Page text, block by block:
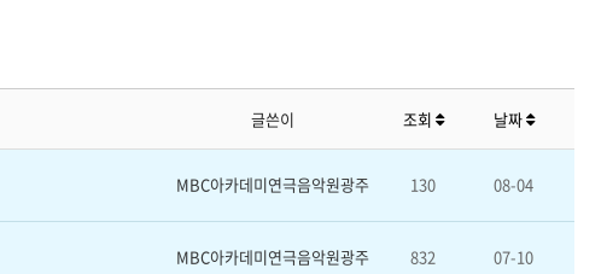
글쓴이 조회 날짜
MBC아카데미연극음악원광주 130 08-04
MBC아카데미연극음악원광주 832 07-10